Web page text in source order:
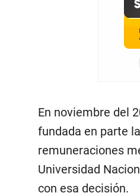
En noviembre del
fundada en parte
remuneraciones
Universidad
con esa decisión.